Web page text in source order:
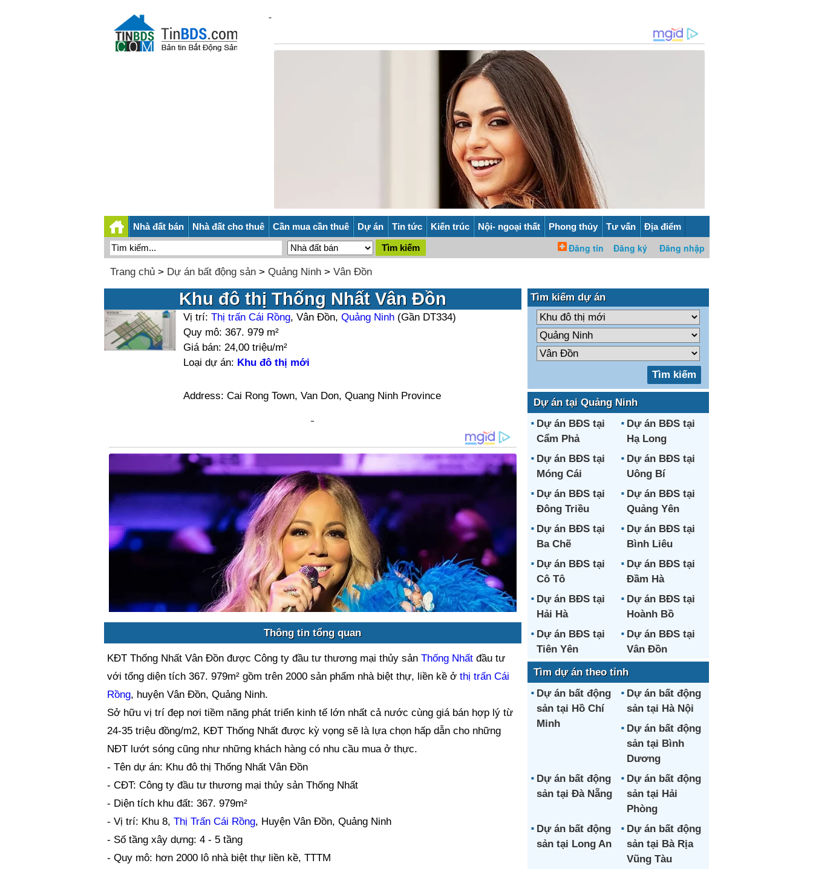
Nhà đất bán Nhà đất cho thuê Cần mua cần thuê Dự án Tin tức Kiến trúc Nội- ngoại thất Phong thủy Tư vấn Địa điểm
Trang chủ> Dự án bất động sản> Quảng Ninh> Vân Đồn
Khu đô thị Thống Nhất Vân Đồn
Vị trí: Thị trấn Cái Rồng, Vân Đồn, Quảng Ninh(Gần DT334)
Quy mô: 367. 979 m²
Giá bán: 24,00 triệu/m²
Loại dự án: Khu đô thị mới
Address: Cai Rong Town, Van Don, Quang Ninh Province
Thông tin tổng quan
KĐT Thống Nhất Vân Đồn được Công ty đầu tư thương mại thủy sản Thống Nhấtđầu tư
với tổng diện tích 367. 979m² gồm trên 2000 sản phẩm nhà biệt thự, liền kề ở thị trấn Cái
Rồng, huyện Vân Đồn, Quảng Ninh.
Sở hữu vị trí đẹp nơi tiềm năng phát triển kinh tế lớn nhất cả nước cùng giá bán hợp lý từ
24-35 triệu đồng/m2, KĐT Thống Nhất được kỳ vọng sẽ là lựa chọn hấp dẫn cho những
NĐT lướt sóng cũng như những khách hàng có nhu cầu mua ở thực.
- Tên dự án: Khu đô thị Thống Nhất Vân Đồn
- CĐT: Công ty đầu tư thương mại thủy sản Thống Nhất
- Diện tích khu đất: 367. 979m²
- Vị trí: Khu 8, Thị Trấn Cái Rồng, Huyện Vân Đồn, Quảng Ninh
- Số tầng xây dựng: 4 - 5 tầng
- Quy mô: hơn 2000 lô nhà biệt thự liền kề, TTTM
Tìm kiếm dự án
Dự án tại Quảng Ninh
Dự án BĐS tại
Cẩm Phả
Dự án BĐS tại
Hạ Long
Dự án BĐS tại
Móng Cái
Dự án BĐS tại
Uông Bí
Dự án BĐS tại
Đông Triều
Dự án BĐS tại
Quảng Yên
Dự án BĐS tại
Ba Chẽ
Dự án BĐS tại
Bình Liêu
Dự án BĐS tại
Cô Tô
Dự án BĐS tại
Đầm Hà
Dự án BĐS tại
Hải Hà
Dự án BĐS tại
Hoành Bồ
Dự án BĐS tại
Tiên Yên
Dự án BĐS tại
Vân Đồn
Tìm dự án theo tỉnh
Dự án bất động
sản tại Hồ Chí
Minh
Dự án bất động
sản tại Hà Nội
Dự án bất động
sản tại Bình
Dương
Dự án bất động
sản tại Đà Nẵng
Dự án bất động
sản tại Hải
Phòng
Dự án bất động
sản tại Long An
Dự án bất động
sản tại Bà Rịa
Vũng Tàu